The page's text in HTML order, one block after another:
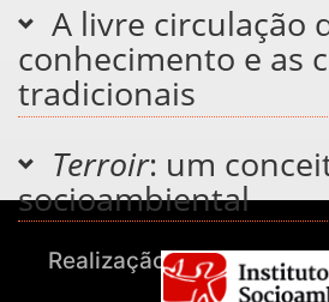
A livre circulação
conhecimento e as
tradicionais
Terroir: um
socioambiental